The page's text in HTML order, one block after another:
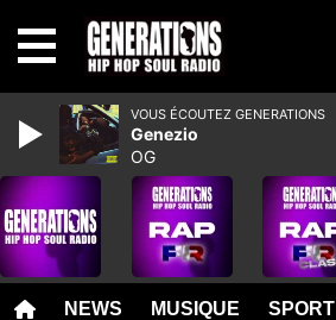
NEWS MUSIQUE SPORT
VOUS ÉCOUTEZ GENERATIONS
Genezio
OG